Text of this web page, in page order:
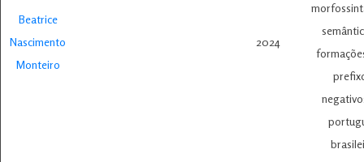
Beatrice
Nascimento
Monteiro
2024